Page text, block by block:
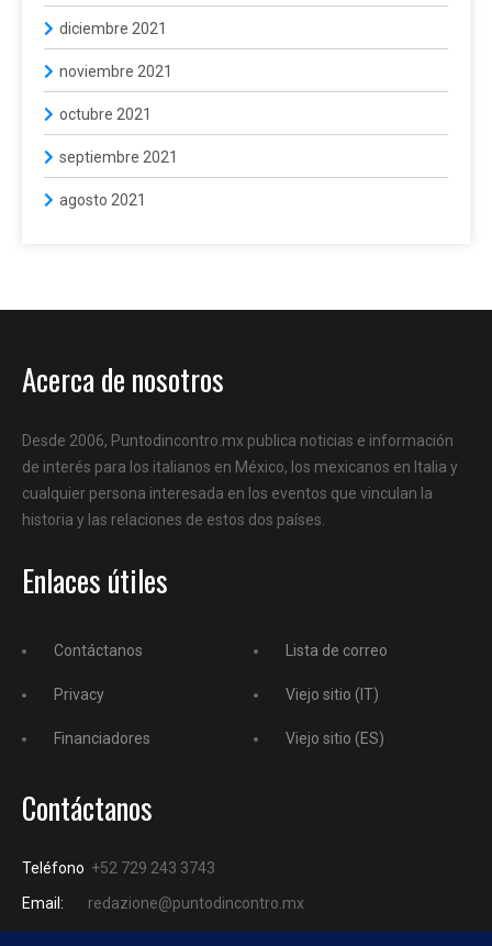
diciembre 2021
noviembre 2021
octubre 2021
septiembre 2021
agosto 2021
Acerca de nosotros
Desde 2006, Puntodincontro.mx publica noticias e información
de interés para los italianos en México, los mexicanos en Italia y
cualquier persona interesada en los eventos que vinculan la
historia y las relaciones de estos dos países.
Enlaces útiles
Contáctanos
Privacy
Financiadores
Lista de correo
Viejo sitio (IT)
Viejo sitio (ES)
Contáctanos
Teléfono +52 729 243 3743
Email:
redazione@puntodincontro.mx